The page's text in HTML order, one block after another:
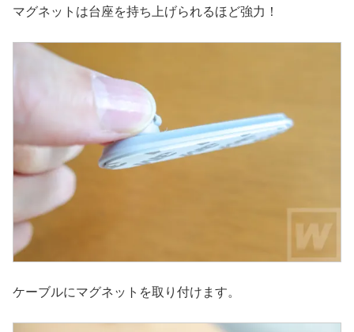
マグネットは台座を持ち上げられるほど強力！
ケーブルにマグネットを取り付けます。